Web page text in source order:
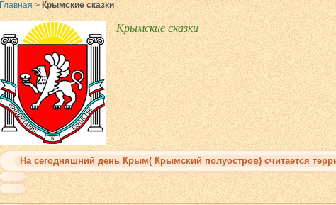
Главная >Крымские сказки
Крымские сказки
На сегодняшний день Крым( Крымский полуостров) считается